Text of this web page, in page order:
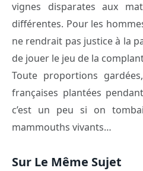
vignes disparates aux
différentes. Pour les
ne rendrait pas justice à la
de jouer le jeu de la
Toute proportions
françaises plantées
c’est un peu si on
mammouths vivants…
Sur Le Même Sujet